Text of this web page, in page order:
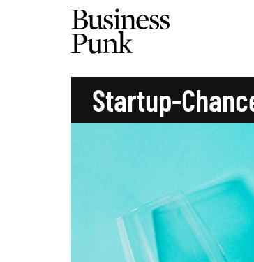
Startup-